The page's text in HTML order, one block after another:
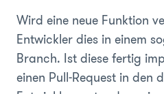
Wird eine neue Funktion
Entwickler dies in einem
Branch. Ist diese fertig
einen Pull-Request in den